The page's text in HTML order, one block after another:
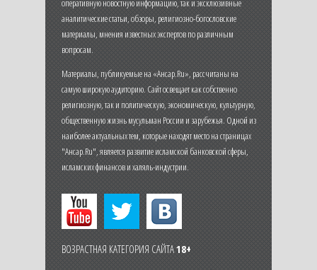
оперативную новостную информацию, так и эксклюзивные
аналитические статьи, обзоры, религиозно-богословские
материалы, мнения известных экспертов по различным
вопросам.
Материалы, публикуемые на «Ансар.Ru», рассчитаны на
самую широкую аудиторию. Сайт освещает как собственно
религиозную, так и политическую, экономическую, культурную,
общественную жизнь мусульман России и зарубежья. Одной из
наиболее актуальных тем, которые находят место на страницах
"Ансар.Ru", является развитие исламской банковской сферы,
исламских финансов и халяль-индустрии.
ВОЗРАСТНАЯ КАТЕГОРИЯ САЙТА18+